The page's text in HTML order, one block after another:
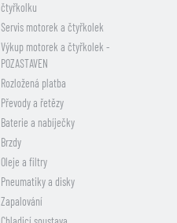
čtyřkolku
Servis motorek a čtyřkolek
Výkup motorek a čtyřkolek -
POZASTAVEN
Rozložená platba
Převody a řetězy
Baterie a nabíječky
Brzdy
Oleje a filtry
Pneumatiky a disky
Zapalování